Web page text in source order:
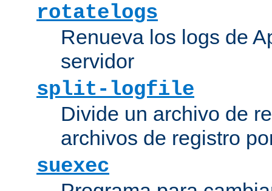
rotatelogs
Renueva los logs de
servidor
split-logfile
Divide un archivo de
archivos de registro
suexec